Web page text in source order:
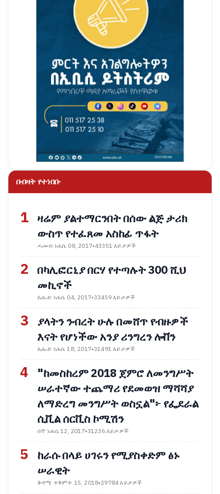
በብዛት የተነበቡ
1 ዛሬም ያልተማርንበት በሰው ልጅ ታሪክ
ውስጥ የተፈጸመ አስከፊ ጥፋት
ሓሙስ ነሐሴ 08, 2017•43351 እይታዎች
2 በካሊፎርኒያ በርሃ የተጣሉት 300 ሺህ
መኪኖች
እሑድ ነሐሴ 04, 2017•33459 እይታዎች
3
ያላትን ንብረት ሁሉ በመሸጥ የብዙዎች
እናት የሆነችው አንያ ሪንግረን ሎቨን
እሑድ ነሐሴ 18, 2017•31491 እይታዎች
4
"ከመስከረም 2018 ጀምሮ ለመንግሥት
ሠራተኛው ተጨማሪ የደመወዝ ማሻሻያ
ለማድረግ መንግሥት ወስኗል"፦ የፌደራል
ሲቪል ሰርቪስ ኮሚሽን
ሰኞ ነሐሴ 12, 2017•31236 እይታዎች
5
ከራሱ በላይ ሀገሩን የሚያስቀድም ፅኑ
ሠራዊት
ቅዳሜ ጥቅምት 15, 2018•29784 እይታዎች